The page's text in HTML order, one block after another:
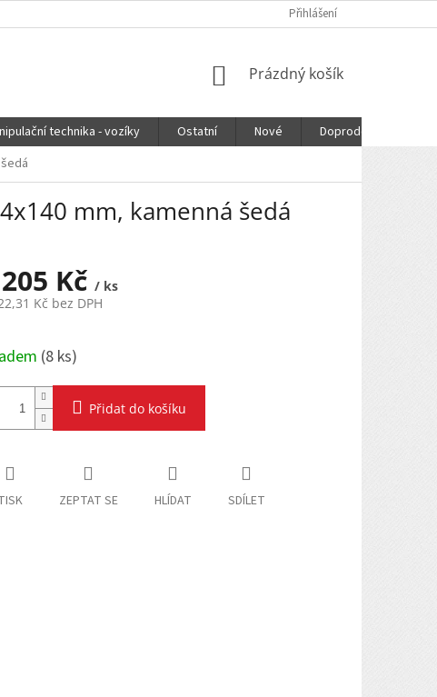
Přihlášení
NÁKUPNÍ
Prázdný košík
technika - vozíky Ostatní Nové Doprodej
mm, kamenná šedá
Kč / ks
Kč bez DPH
(8 ks)
Přidat do košíku
ZEPTAT SE HLÍDAT SDÍLET